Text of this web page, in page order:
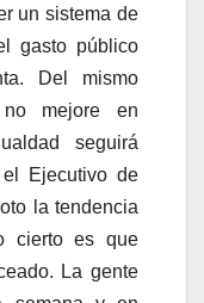
un sistema de
gasto público
Del mismo
mejore en
seguirá
Ejecutivo de
la tendencia
cierto es que
La gente